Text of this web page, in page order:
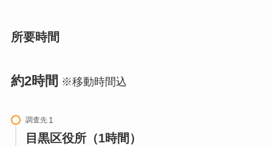
所要時間
約2時間 ※移動時間込
調査先
目黒区役所（1時間）